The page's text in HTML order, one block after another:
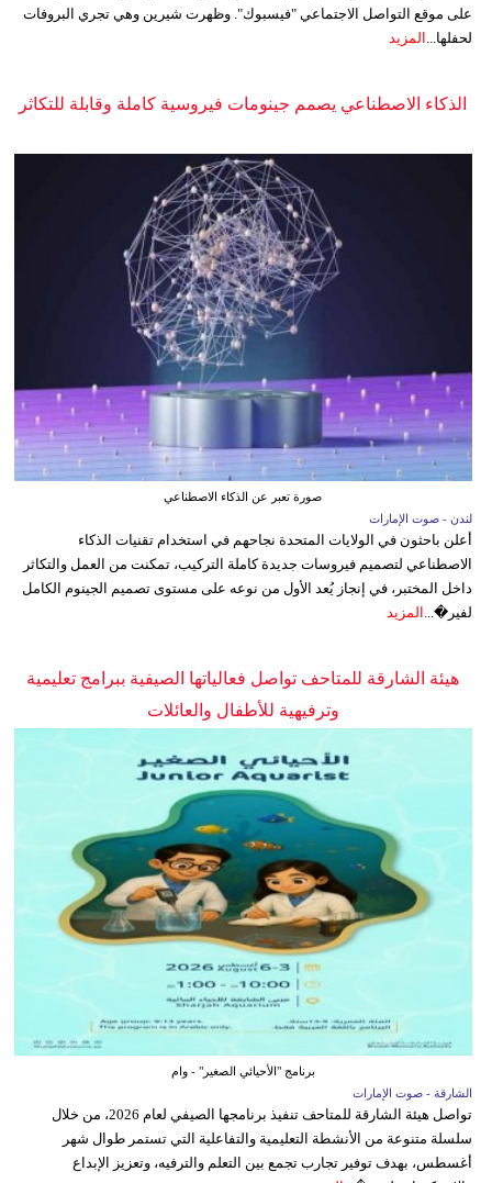
على موقع التواصل الاجتماعي "فيسبوك". وظهرت شيرين وهي تجري البروفات
لحفلها... المزيد
الذكاء الاصطناعي يصمم جينومات فيروسية كاملة وقابلة للتكاثر
صورة تعبر عن الذكاء الاصطناعي
لندن - صوت الإمارات
أعلن باحثون في الولايات المتحدة نجاحهم في استخدام تقنيات الذكاء
الاصطناعي لتصميم فيروسات جديدة كاملة التركيب، تمكنت من العمل والتكاثر
داخل المختبر، في إنجاز يُعد الأول من نوعه على مستوى تصميم الجينوم الكامل
لفير�...
المزيد
هيئة الشارقة للمتاحف تواصل فعالياتها الصيفية ببرامج تعليمية
وترفيهية للأطفال والعائلات
برنامج "الأحيائي الصغير" - وام
الشارقة - صوت الإمارات
تواصل هيئة الشارقة للمتاحف تنفيذ برنامجها الصيفي لعام 2026، من خلال
سلسلة متنوعة من الأنشطة التعليمية والتفاعلية التي تستمر طوال شهر
أغسطس، بهدف توفير تجارب تجمع بين التعلم والترفيه، وتعزيز الإبداع